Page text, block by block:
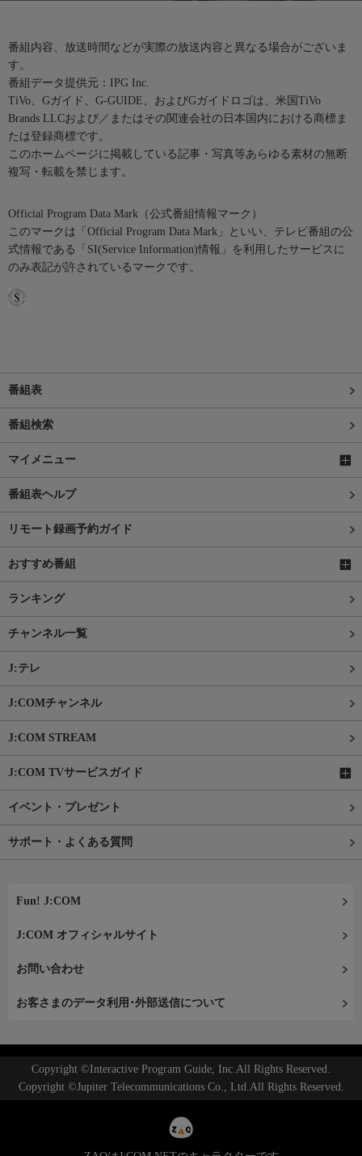
番組内容、放送時間などが実際の放送内容と異なる場合がございま
す。
番組データ提供元：IPG Inc.
TiVo、Gガイド、G-GUIDE、およびGガイドロゴは、米国TiVo
Brands LLCおよび／またはその関連会社の日本国内における商標ま
たは登録商標です。
このホームページに掲載している記事・写真等あらゆる素材の無断
複写・転載を禁じます。
Official Program Data Mark（公式番組情報マーク）
このマークは「Official Program Data Mark」といい、テレビ番組の公
式情報である「SI(Service Information)情報」を利用したサービスに
のみ表記が許されているマークです。
番組表
番組検索
マイメニュー
番組表ヘルプ
リモート録画予約ガイド
おすすめ番組
ランキング
チャンネル一覧
J:テレ
J:COMチャンネル
J:COM STREAM
J:COM TVサービスガイド
イベント・プレゼント
サポート・よくある質問
Fun! J:COM
J:COM オフィシャルサイト
お問い合わせ
お客さまのデータ利用･外部送信について
Copyright ©Interactive Program Guide, Inc.All Rights Reserved.
Copyright ©Jupiter Telecommunications Co., Ltd.All Rights Reserved.